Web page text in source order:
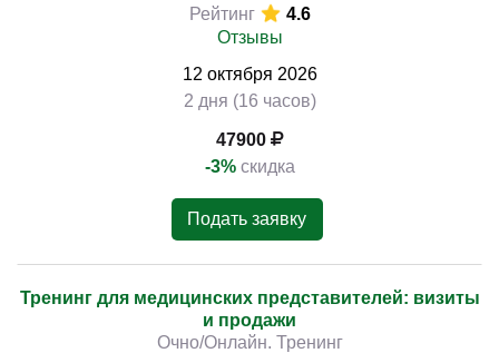
Рейтинг
4.6
Отзывы
12 октября 2026
2 дня (16 часов)
47900
-3% скидка
Подать заявку
Тренинг для медицинских представителей: визиты
и продажи
Очно/Онлайн. Тренинг